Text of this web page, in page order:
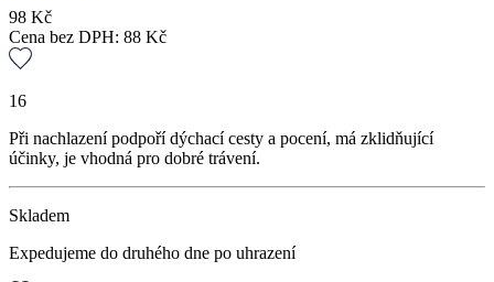
98 Kč
Cena bez DPH: 88 Kč
16
Při nachlazení podpoří dýchací cesty a pocení, má zklidňující
účinky, je vhodná pro dobré trávení.
Skladem
Expedujeme do druhého dne po uhrazení